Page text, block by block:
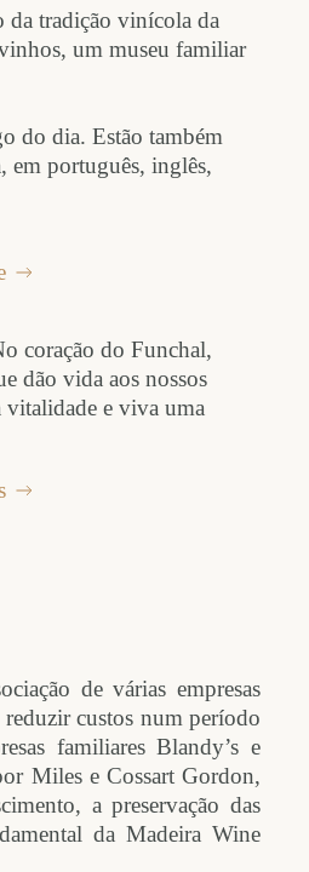
da tradição vinícola da
um museu familiar
do dia. Estão também
em português, inglês,
coração do Funchal,
dão vida aos nossos
vitalidade e viva uma
de várias empresas
custos num período
familiares Blandy’s e
Miles e Cossart Gordon,
a preservação das
da Madeira Wine